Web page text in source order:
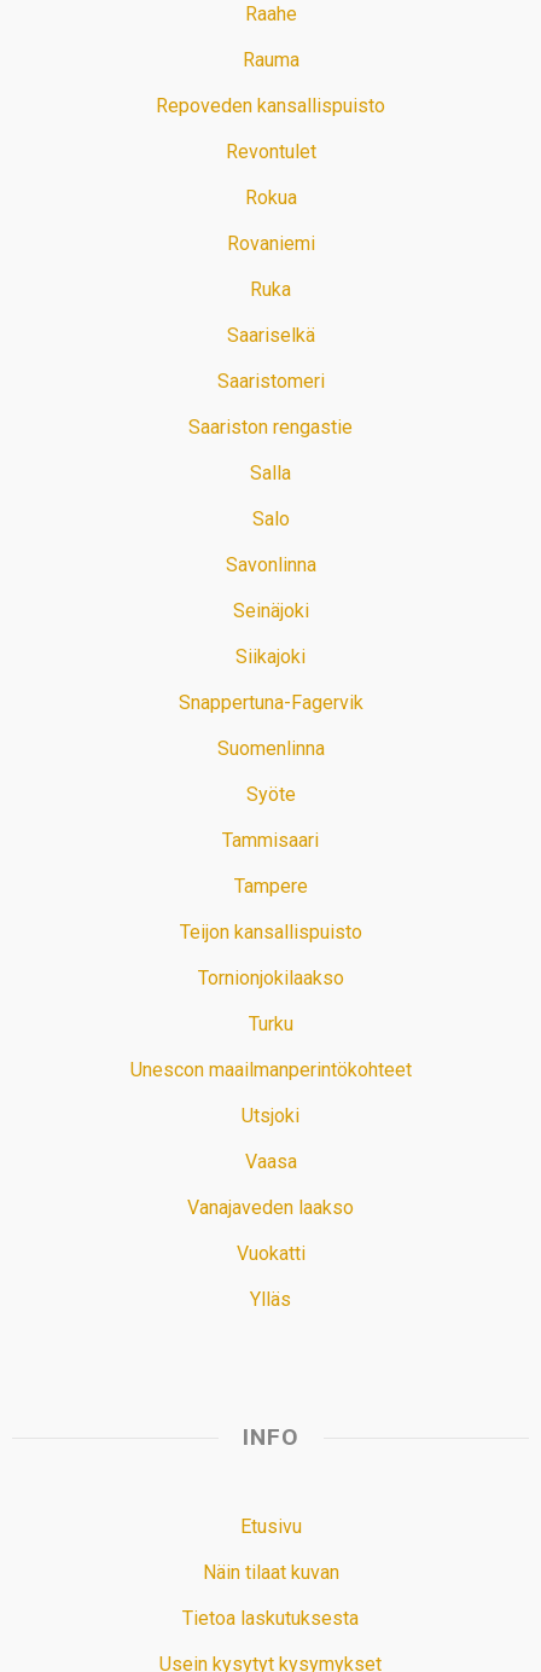
Raahe
Rauma
Repoveden kansallispuisto
Revontulet
Rokua
Rovaniemi
Ruka
Saariselkä
Saaristomeri
Saariston rengastie
Salla
Salo
Savonlinna
Seinäjoki
Siikajoki
Snappertuna-Fagervik
Suomenlinna
Syöte
Tammisaari
Tampere
Teijon kansallispuisto
Tornionjokilaakso
Turku
Unescon maailmanperintökohteet
Utsjoki
Vaasa
Vanajaveden laakso
Vuokatti
Ylläs
INFO
Etusivu
Näin tilaat kuvan
Tietoa laskutuksesta
Usein kysytyt kysymykset